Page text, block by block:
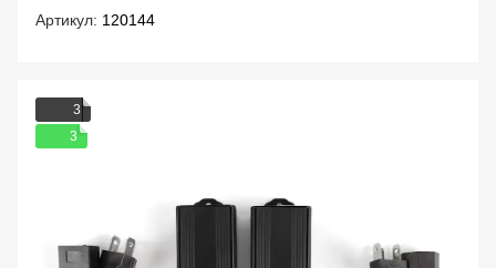
Артикул: 120144
3
3